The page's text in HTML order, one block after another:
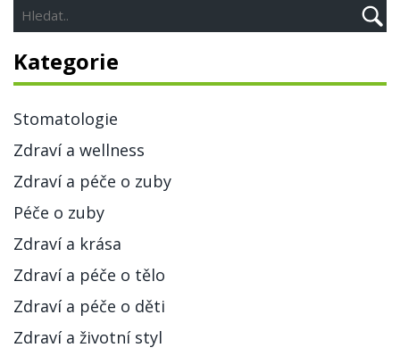
Kategorie
Stomatologie
Zdraví a wellness
Zdraví a péče o zuby
Péče o zuby
Zdraví a krása
Zdraví a péče o tělo
Zdraví a péče o děti
Zdraví a životní styl